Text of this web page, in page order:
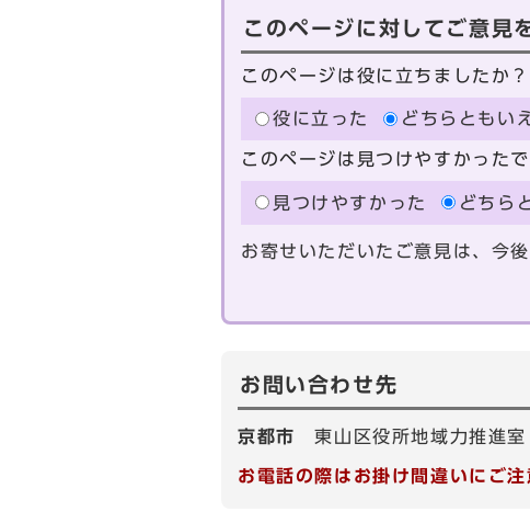
このページに対してご意見
このページは役に立ちましたか？
役に立った どちらともい
このページは見つけやすかったで
見つけやすかった どちら
お寄せいただいたご意見は、今
お問い合わせ先
京都市東山区役所地域力推進室
お電話の際はお掛け間違いにご注